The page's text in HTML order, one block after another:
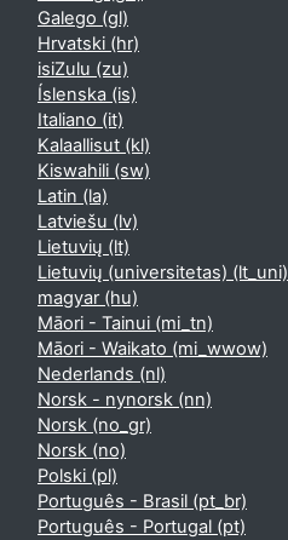
Galego ‎(gl)‎
Hrvatski ‎(hr)‎
isiZulu ‎(zu)‎
Íslenska ‎(is)‎
Italiano ‎(it)‎
Kalaallisut ‎(kl)‎
Kiswahili ‎(sw)‎
Latin ‎(la)‎
Latviešu ‎(lv)‎
Lietuvių ‎(lt)‎
Lietuvių (universitetas) ‎(lt_uni)‎
magyar ‎(hu)‎
Māori - Tainui ‎(mi_tn)‎
Māori - Waikato ‎(mi_wwow)‎
Nederlands ‎(nl)‎
Norsk - nynorsk ‎(nn)‎
Norsk ‎(no_gr)‎
Norsk ‎(no)‎
Polski ‎(pl)‎
Português - Brasil ‎(pt_br)‎
Português - Portugal ‎(pt)‎